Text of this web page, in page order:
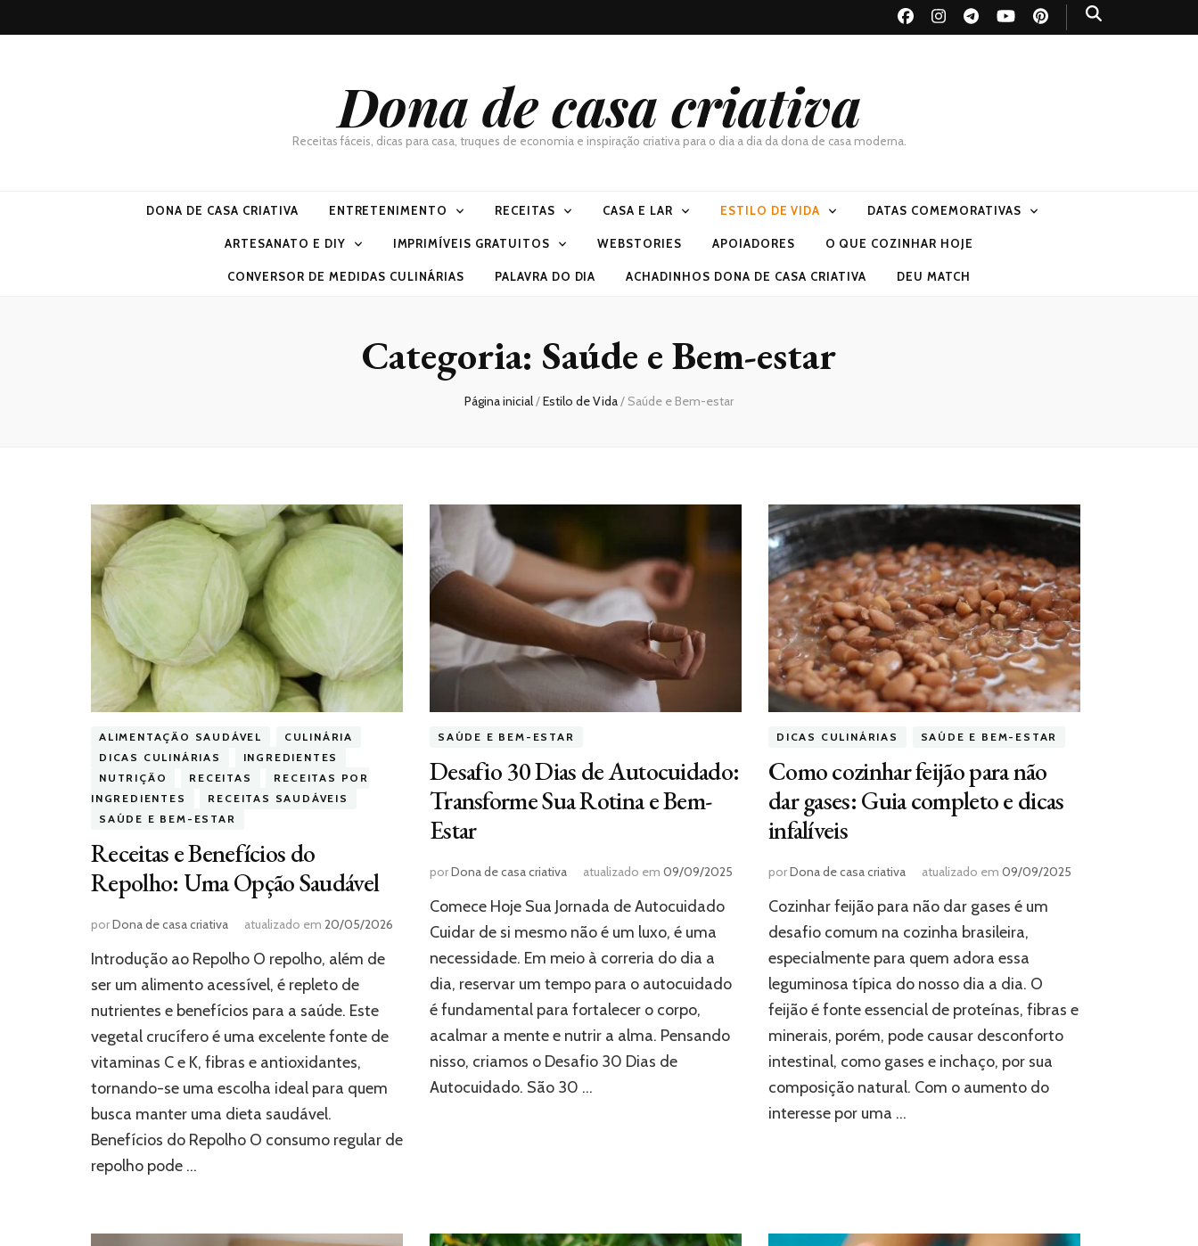
Dona de casa criativa
Receitas fáceis, dicas para casa, truques de economia e inspiração criativa para o dia a dia da dona de casa moderna.
DONA DE CASA CRIATIVA ENTRETENIMENTO RECEITAS CASA E LAR ESTILO DE VIDA DATAS COMEMORATIVAS
ARTESANATO E DIY IMPRIMÍVEIS GRATUITOS WEBSTORIES APOIADORES O QUE COZINHAR HOJE
CONVERSOR DE MEDIDAS CULINÁRIAS PALAVRA DO DIA ACHADINHOS DONA DE CASA CRIATIVA DEU MATCH
Categoria: Saúde e Bem-estar
Página inicial/Estilo de Vida/ Saúde e Bem-estar
ALIMENTAÇÃO SAUDÁVEL
CULINÁRIA
DICAS CULINÁRIAS
INGREDIENTES
NUTRIÇÃO
RECEITAS
RECEITAS POR
INGREDIENTES
RECEITAS SAUDÁVEIS
SAÚDE E BEM-ESTAR
Receitas e Benefícios do
Repolho: Uma Opção Saudável
porDona de casa criativa atualizado em 20/05/2026
Introdução ao Repolho O repolho, além de
ser um alimento acessível, é repleto de
nutrientes e benefícios para a saúde. Este
vegetal crucífero é uma excelente fonte de
vitaminas C e K, fibras e antioxidantes,
tornando-se uma escolha ideal para quem
busca manter uma dieta saudável.
Benefícios do Repolho O consumo regular de
repolho pode …
SAÚDE E BEM-ESTAR
Desafio 30 Dias de Autocuidado:
Transforme Sua Rotina e Bem-
Estar
porDona de casa criativa atualizado em 09/09/2025
Comece Hoje Sua Jornada de Autocuidado
Cuidar de si mesmo não é um luxo, é uma
necessidade. Em meio à correria do dia a
dia, reservar um tempo para o autocuidado
é fundamental para fortalecer o corpo,
acalmar a mente e nutrir a alma. Pensando
nisso, criamos o Desafio 30 Dias de
Autocuidado. São 30 …
DICAS CULINÁRIAS SAÚDE E BEM-ESTAR
Como cozinhar feijão para não
dar gases: Guia completo e dicas
infalíveis
porDona de casa criativa atualizado em 09/09/2025
Cozinhar feijão para não dar gases é um
desafio comum na cozinha brasileira,
especialmente para quem adora essa
leguminosa típica do nosso dia a dia. O
feijão é fonte essencial de proteínas, fibras e
minerais, porém, pode causar desconforto
intestinal, como gases e inchaço, por sua
composição natural. Com o aumento do
interesse por uma …